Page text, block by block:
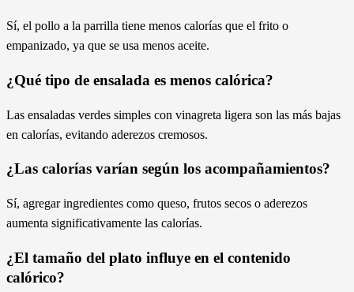
Sí, el pollo a la parrilla tiene menos calorías que el frito o
empanizado, ya que se usa menos aceite.
¿Qué tipo de ensalada es menos calórica?
Las ensaladas verdes simples con vinagreta ligera son las más bajas
en calorías, evitando aderezos cremosos.
¿Las calorías varían según los acompañamientos?
Sí, agregar ingredientes como queso, frutos secos o aderezos
aumenta significativamente las calorías.
¿El tamaño del plato influye en el contenido
calórico?